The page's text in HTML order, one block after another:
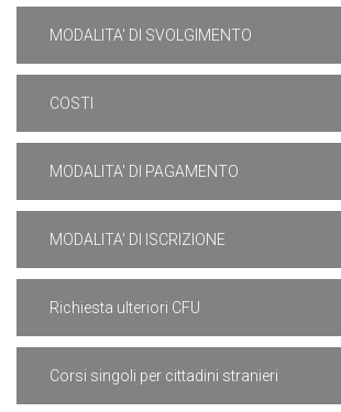
MODALITA' DI SVOLGIMENTO
COSTI
MODALITA' DI PAGAMENTO
MODALITA' DI ISCRIZIONE
Richiesta ulteriori CFU
Corsi singoli per cittadini stranieri